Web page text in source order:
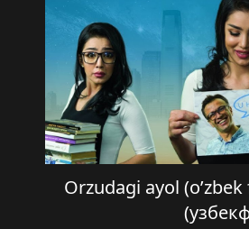
Orzudagi ayol